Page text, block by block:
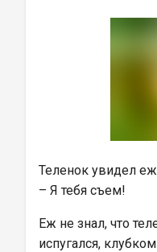
Теленок увидел
– Я тебя съем!
Еж не знал, что
испугался,